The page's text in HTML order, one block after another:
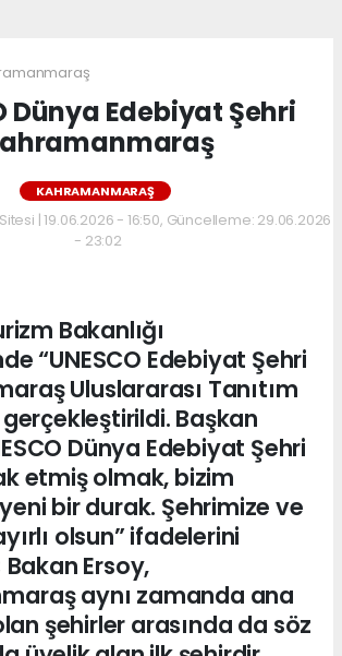
Dünya Edebiyat Şehri
KAHRAMANMARAŞ
| 19.06.2026 - 16:50, Güncelleme: 29.06.2026
- 23:02
Bakanlığı
“UNESCO Edebiyat Şehri
Uluslararası Tanıtım
gerçekleştirildi. Başkan
Dünya Edebiyat Şehri
etmiş olmak, bizim
bir durak. Şehrimize ve
olsun” ifadelerini
Ersoy,
aynı zamanda ana
şehirler arasında da söz